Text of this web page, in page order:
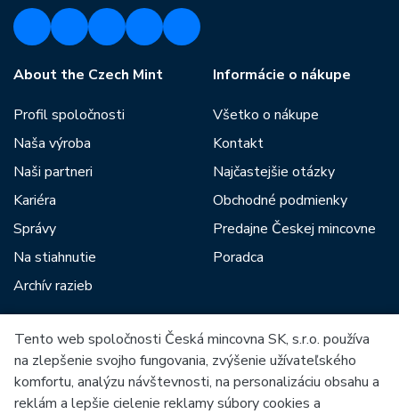
About the Czech Mint
Profil spoločnosti
Naša výroba
Naši partneri
Kariéra
Správy
Na stiahnutie
Archív razieb
Informácie o nákupe
Všetko o nákupe
Kontakt
Najčastejšie otázky
Obchodné podmienky
Predajne Českej mincovne
Poradca
Medzi našich partnerov patria:
Tento web spoločnosti Česká mincovna SK, s.r.o. používa
na zlepšenie svojho fungovania, zvýšenie užívateľského
komfortu, analýzu návštevnosti, na personalizáciu obsahu a
reklám a lepšie cielenie reklamy súbory cookies a